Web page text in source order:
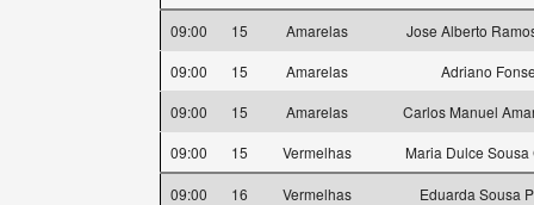
09:00 15 Amarelas
Jose Alberto
09:00
15 Amarelas
Adriano
09:00
15 Amarelas
Carlos Manuel
09:00
15 Vermelhas Maria Dulce Sousa
09:00 16 Vermelhas
Eduarda Sousa